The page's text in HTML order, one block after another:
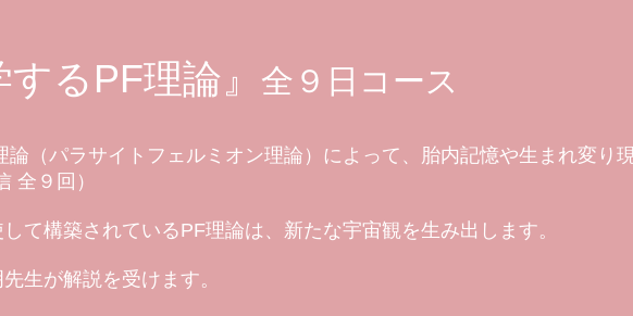
るPF理論』 全９日コース
（パラサイトフェルミオン理論）によって、胎内記憶や生まれ変り
全９回）
て構築されているPF理論は、新たな宇宙観を生み出します。
生が解説を受けます。